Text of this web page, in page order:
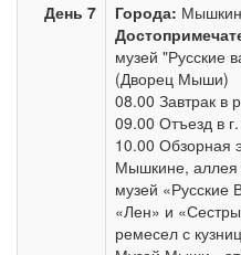
День 7 Города: Мышкин
музей "Русские
(Дворец Мыши)
08.00 Завтрак в
09.00 Отъезд в
10.00 Обзорная
Мышкине, аллея
музей «Русские
«Лен» и
ремесел с